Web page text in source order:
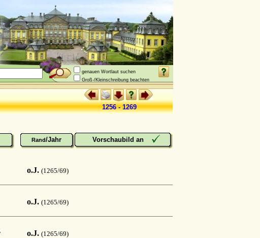
genauen Wortlaut suchen
Groß-/Kleinschreibung beachten
1256 - 1269
Rand/Jahr Vorschaubild an
o.J. (1265/69)
o.J. (1265/69)
o.J. (1265/69)